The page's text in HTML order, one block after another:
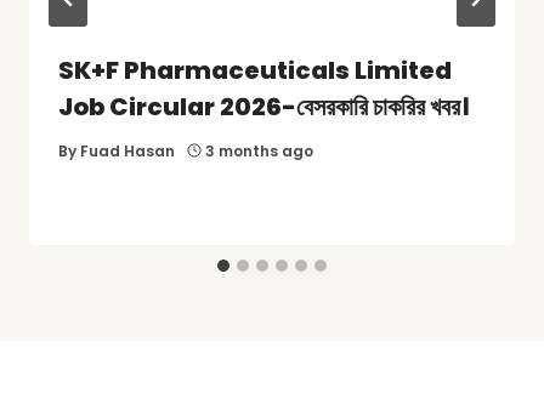
SK+F Pharmaceuticals Limited
Job Circular 2026-বেসরকারি চাকরির খবর।
By Fuad Hasan 3 months ago